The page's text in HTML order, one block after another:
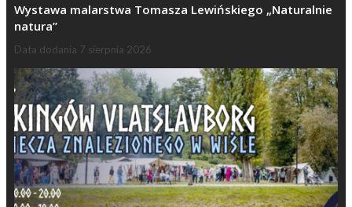
Wystawa malarstwa Tomasza Lewińskiego „Naturalnie
natura”
Data dodania 7 sierpnia 2026